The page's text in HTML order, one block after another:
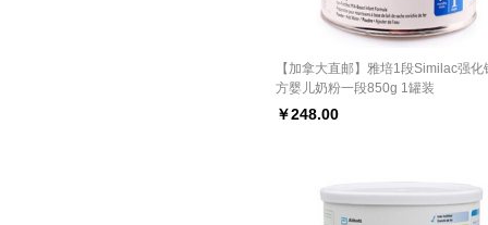
【加拿大直邮】雅培1段Similac强化
方婴儿奶粉一段850g 1罐装
￥248.00